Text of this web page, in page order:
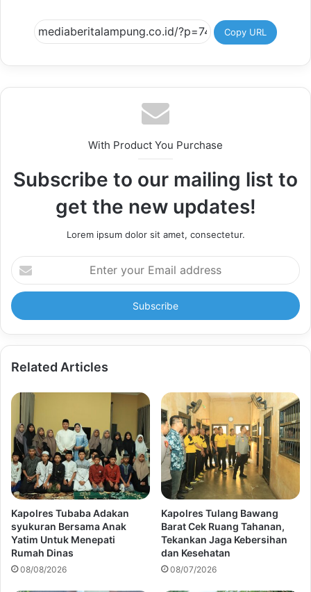
Copy URL
With Product You Purchase
Subscribe to our mailing list to
get the new updates!
Lorem ipsum dolor sit amet, consectetur.
Enter
your
Email
address
Related Articles
Kapolres Tubaba Adakan
syukuran Bersama Anak
Yatim Untuk Menepati
Rumah Dinas
08/08/2026
Kapolres Tulang Bawang
Barat Cek Ruang Tahanan,
Tekankan Jaga Kebersihan
dan Kesehatan
08/07/2026